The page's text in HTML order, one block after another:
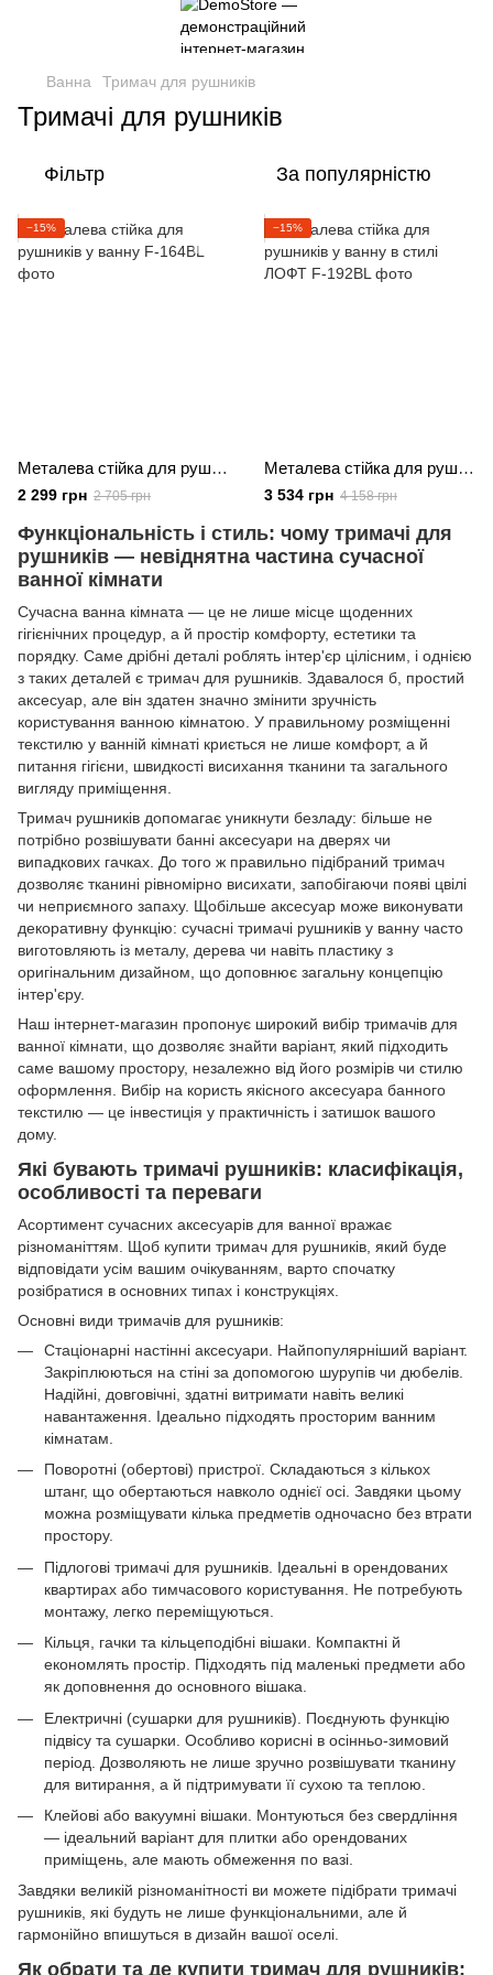
Ванна Тримач для рушників
Тримачі для рушників
Фільтр За популярністю
−15%
Металева стійка для рушників у ванну
2 299 грн 2 705 грн
−15%
Металева стійка для рушників у ванну в стилі ЛОФТ
3 534 грн 4 158 грн
Функціональність і стиль: чому тримачі для
рушників — невіднятна частина сучасної
ванної кімнати
Сучасна ванна кімната — це не лише місце щоденних
гігієнічних процедур, а й простір комфорту, естетики та
порядку. Саме дрібні деталі роблять інтер'єр цілісним, і однією
з таких деталей є тримач для рушників. Здавалося б, простий
аксесуар, але він здатен значно змінити зручність
користування ванною кімнатою. У правильному розміщенні
текстилю у ванній кімнаті криється не лише комфорт, а й
питання гігієни, швидкості висихання тканини та загального
вигляду приміщення.
Тримач рушників допомагає уникнути безладу: більше не
потрібно розвішувати банні аксесуари на дверях чи
випадкових гачках. До того ж правильно підібраний тримач
дозволяє тканині рівномірно висихати, запобігаючи появі цвілі
чи неприємного запаху. Щобільше аксесуар може виконувати
декоративну функцію: сучасні тримачі рушників у ванну часто
виготовляють із металу, дерева чи навіть пластику з
оригінальним дизайном, що доповнює загальну концепцію
інтер'єру.
Наш інтернет-магазин пропонує широкий вибір тримачів для
ванної кімнати, що дозволяє знайти варіант, який підходить
саме вашому простору, незалежно від його розмірів чи стилю
оформлення. Вибір на користь якісного аксесуара банного
текстилю — це інвестиція у практичність і затишок вашого
дому.
Які бувають тримачі рушників: класифікація,
особливості та переваги
Асортимент сучасних аксесуарів для ванної вражає
різноманіттям. Щоб купити тримач для рушників, який буде
відповідати усім вашим очікуванням, варто спочатку
розібратися в основних типах і конструкціях.
Основні види тримачів для рушників:
Стаціонарні настінні аксесуари. Найпопулярніший варіант.
Закріплюються на стіні за допомогою шурупів чи дюбелів.
Надійні, довговічні, здатні витримати навіть великі
навантаження. Ідеально підходять просторим ванним
кімнатам.
Поворотні (обертові) пристрої. Складаються з кількох
штанг, що обертаються навколо однієї осі. Завдяки цьому
можна розміщувати кілька предметів одночасно без втрати
простору.
Підлогові тримачі для рушників. Ідеальні в орендованих
квартирах або тимчасового користування. Не потребують
монтажу, легко переміщуються.
Кільця, гачки та кільцеподібні вішаки. Компактні й
економлять простір. Підходять під маленькі предмети або
як доповнення до основного вішака.
Електричні (сушарки для рушників). Поєднують функцію
підвісу та сушарки. Особливо корисні в осінньо-зимовий
період. Дозволяють не лише зручно розвішувати тканину
для витирання, а й підтримувати її сухою та теплою.
Клейові або вакуумні вішаки. Монтуються без свердління
— ідеальний варіант для плитки або орендованих
приміщень, але мають обмеження по вазі.
Завдяки великій різноманітності ви можете підібрати тримачі
рушників, які будуть не лише функціональними, але й
гармонійно впишуться в дизайн вашої оселі.
Як обрати та де купити тримач для рушників: